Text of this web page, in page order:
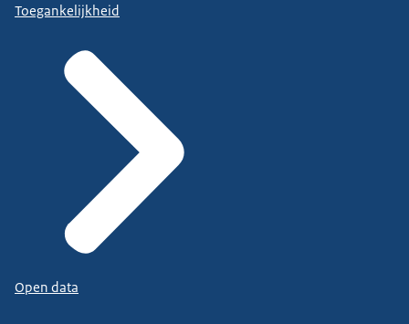
Toegankelijkheid
Open data